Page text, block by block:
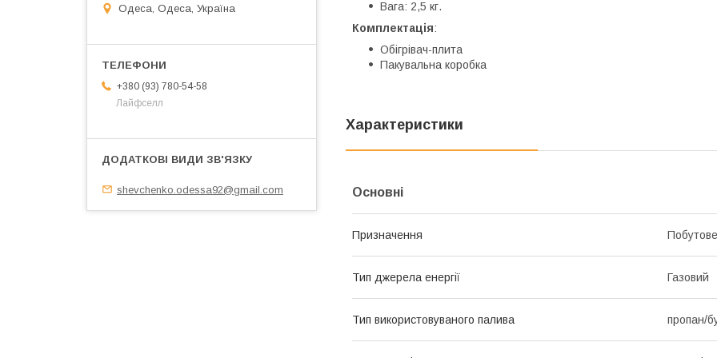
Вага: 2,5 кг.
Комплектація:
Обігрівач-плита
Пакувальна коробка
Характеристики
Основні
Призначення Побутове
Тип джерела енергії Газовий
Тип використовуваного палива пропан/
Одеса, Одеса, Україна
+380 (93) 780-54-58
Лайфселл
shevchenko.odessa92@gmail.com